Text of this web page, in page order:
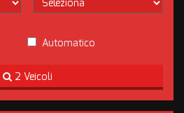
Automatico
2 Veicoli